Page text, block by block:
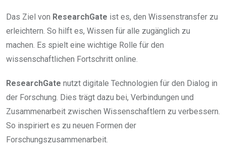
Das Ziel von ResearchGate ist es, den Wissenstransfer zu
erleichtern. So hilft es, Wissen für alle zugänglich zu
machen. Es spielt eine wichtige Rolle für den
wissenschaftlichen Fortschritt online.
ResearchGate nutzt digitale Technologien für den Dialog in
der Forschung. Dies trägt dazu bei, Verbindungen und
Zusammenarbeit zwischen Wissenschaftlern zu verbessern.
So inspiriert es zu neuen Formen der
Forschungszusammenarbeit.